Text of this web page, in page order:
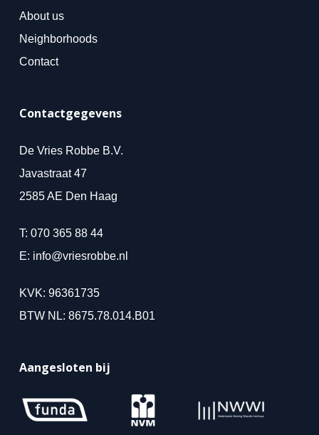
About us
Neighborhoods
Contact
Contactgegevens
De Vries Robbe B.V.
Javastraat 47
2585 AE Den Haag
T: 070 365 88 44
E: info@vriesrobbe.nl
KVK: 96361735
BTW NL: 8675.78.014.B01
Aangesloten bij